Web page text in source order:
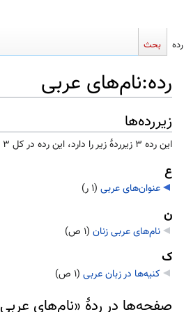
رده:نام‌های عربی
پرش
به
ناوبری
پرش
به
جستجو
زیررده‌ها
این رده ۳ زیرردۀ زیر را دارد، این رده در کل ۳ زیررده دارد.
ع
عنوان‌های عربی (۱ ر)
ن
نام‌های عربی زنان (۱ ص)
ک
کنیه‌ها در زبان عربی (۱ ص)
صفحه‌ها در ردهٔ «نام‌های
رده بحث